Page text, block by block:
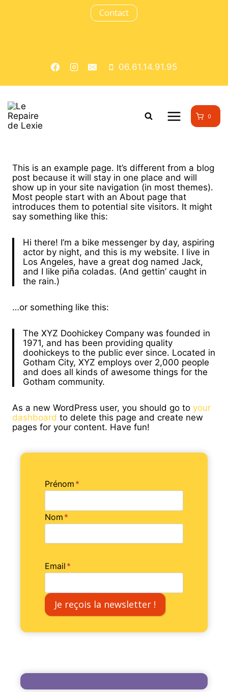
Contact
06.61.14.91.95
0
This is an example page. It’s different from a blog
post because it will stay in one place and will
show up in your site navigation (in most themes).
Most people start with an About page that
introduces them to potential site visitors. It might
say something like this:
Hi there! I’m a bike messenger by day, aspiring
actor by night, and this is my website. I live in
Los Angeles, have a great dog named Jack,
and I like piña coladas. (And gettin’ caught in
the rain.)
…or something like this:
The XYZ Doohickey Company was founded in
1971, and has been providing quality
doohickeys to the public ever since. Located in
Gotham City, XYZ employs over 2,000 people
and does all kinds of awesome things for the
Gotham community.
As a new WordPress user, you should go to your
dashboard to delete this page and create new
pages for your content. Have fun!
Prénom *
Nom *
Email *
Je reçois la newsletter !